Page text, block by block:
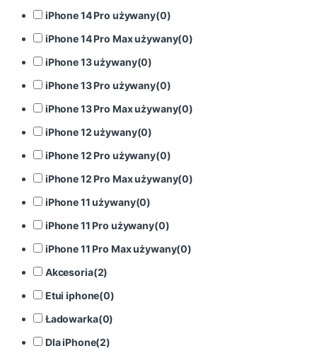
iPhone 14 Pro używany(0)
iPhone 14 Pro Max używany(0)
iPhone 13 używany(0)
iPhone 13 Pro używany(0)
iPhone 13 Pro Max używany(0)
iPhone 12 używany(0)
iPhone 12 Pro używany(0)
iPhone 12 Pro Max używany(0)
iPhone 11 używany(0)
iPhone 11 Pro używany(0)
iPhone 11 Pro Max używany(0)
Akcesoria(2)
Etui iphone(0)
Ładowarka(0)
Dla iPhone(2)